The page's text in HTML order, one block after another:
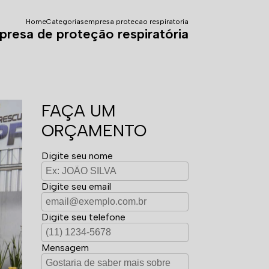
HomeCategoriasempresa protecao respiratoria
de proteção respiratória
FAÇA UM
ORÇAMENTO
Digite seu nome
Digite seu email
Digite seu telefone
Mensagem